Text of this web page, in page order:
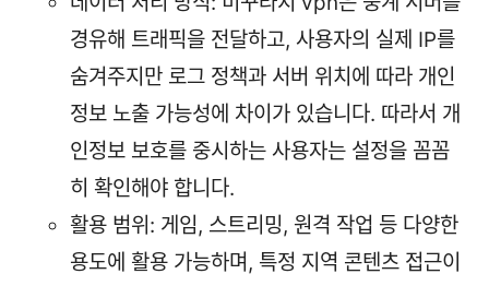
경유해 트래픽을 전달하고, 사용자의 실제 IP를
숨겨주지만 로그 정책과 서버 위치에 따라 개인
정보 노출 가능성에 차이가 있습니다. 따라서 개
인정보 보호를 중시하는 사용자는 설정을 꼼꼼
히 확인해야 합니다.
활용 범위: 게임, 스트리밍, 원격 작업 등 다양한
용도에 활용 가능하며, 특정 지역 콘텐츠 접근이